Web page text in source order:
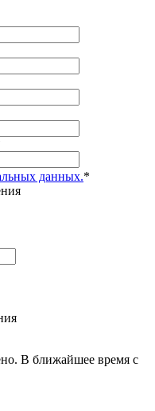
данных.*
В ближайшее время с